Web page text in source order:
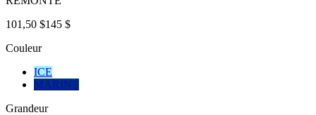
101,50 $145 $
Couleur
ICE
MARINE
Grandeur